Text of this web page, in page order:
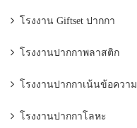
โรงงาน Giftset ปากกา
โรงงานปากกาพลาสติก
โรงงานปากกาเน้นข้อความ
โรงงานปากกาโลหะ